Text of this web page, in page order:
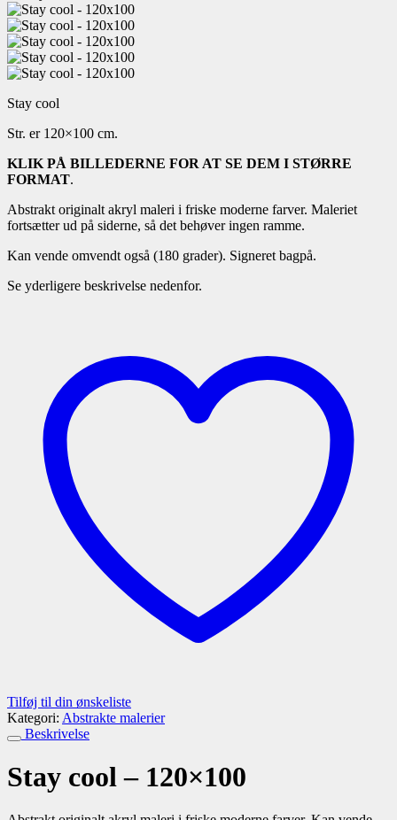
Stay cool
Str. er 120×100 cm.
KLIK PÅ BILLEDERNE FOR AT SE DEM I STØRRE
FORMAT.
Abstrakt originalt akryl maleri i friske moderne farver. Maleriet
fortsætter ud på siderne, så det behøver ingen ramme.
Kan vende omvendt også (180 grader). Signeret bagpå.
Se yderligere beskrivelse nedenfor.
Tilføj til din ønskeliste
Kategori: Abstrakte malerier
Beskrivelse
Stay cool – 120×100